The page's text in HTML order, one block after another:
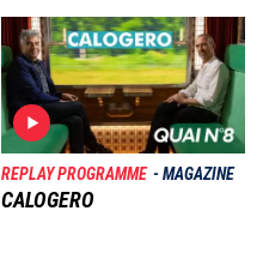
Image
REPLAY PROGRAMME MAGAZINE
CALOGERO